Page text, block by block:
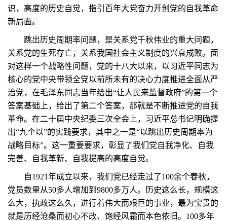
识，高度的历史自觉，指引百年大党奋力开创党的自我革命
新局面。
跳出历史周期率问题，是关系党千秋伟业的重大问题，
关系党的生死存亡，关系我国社会主义制度的兴衰成败。面
对这样一个战略性问题，党的十八大以来，以习近平同志为
核心的党中央带领全党以前所未有的决心力度推进全面从严
治党，在毛泽东同志当年给出“让人民来监督政府”的第一个
答案基础上，给出了第二个答案，那就是不断推进党的自我
革命。在二十届中央纪委三次全会上，习近平总书记明确提
出“九个以”的实践要求，其中之一是“以跳出历史周期率为
战略目标”。这一重要要求，彰显了我们党自我净化、自我
完善、自我革新、自我提高的高度自觉。
自1921年成立以来，我们党已经走过了100余个春秋，
党员数量从50多人增加到9800多万人。历史这么长，规模这
么大，执政这么久，进行着伟大而艰巨的事业，最为宝贵的
就是历经沧桑而初心不改、饱经风霜而本色依旧。100多年